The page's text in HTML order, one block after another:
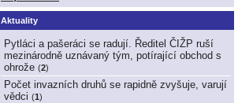
Aktuality
Pytláci a pašeráci se radují. Ředitel ČIŽP ruší
mezinárodně uznávaný tým, potírající obchod s
ohrože (2)
Počet invazních druhů se rapidně zvyšuje, varují
vědci (1)